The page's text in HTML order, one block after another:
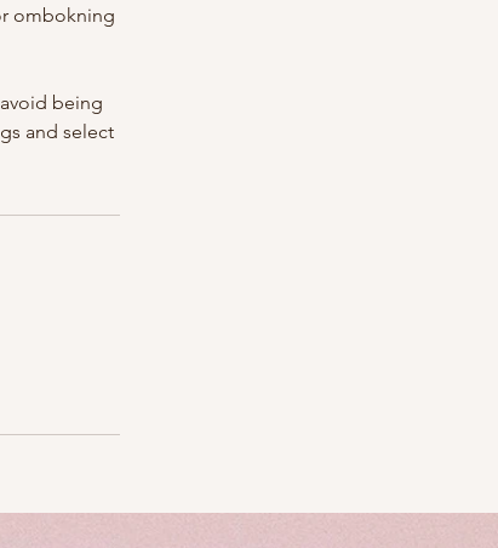
ombokning
being
and select